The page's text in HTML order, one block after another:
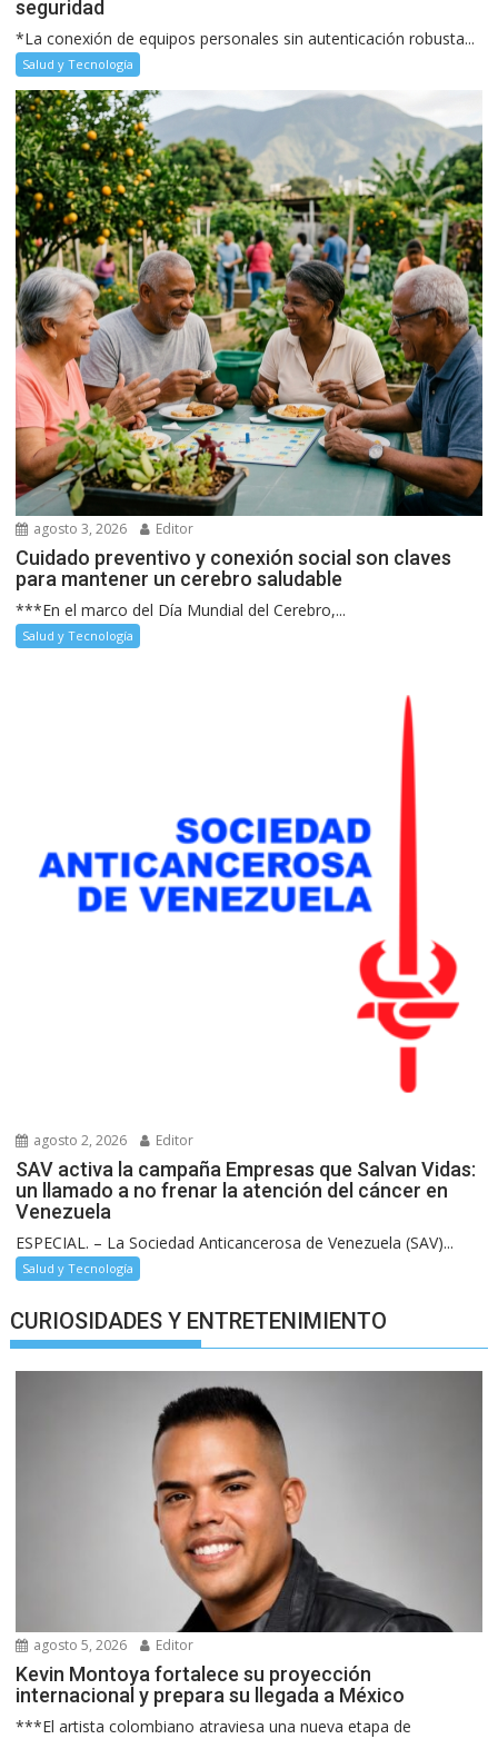
seguridad
*La conexión de equipos personales sin autenticación robusta...
Salud y Tecnología
agosto 3, 2026 Editor
Cuidado preventivo y conexión social son claves
para mantener un cerebro saludable
***En el marco del Día Mundial del Cerebro,...
Salud y Tecnología
agosto 2, 2026 Editor
SAV activa la campaña Empresas que Salvan Vidas:
un llamado a no frenar la atención del cáncer en
Venezuela
ESPECIAL. – La Sociedad Anticancerosa de Venezuela (SAV)...
Salud y Tecnología
CURIOSIDADES Y ENTRETENIMIENTO
agosto 5, 2026 Editor
Kevin Montoya fortalece su proyección
internacional y prepara su llegada a México
***El artista colombiano atraviesa una nueva etapa de